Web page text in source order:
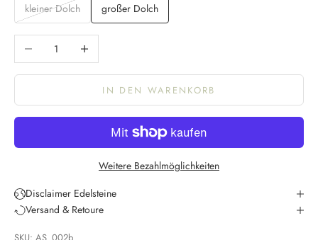
kleiner Dolch
großer Dolch
Anzahl verringernAnzahl erhöhen
IN DEN WARENKORB
Weitere Bezahlmöglichkeiten
Disclaimer Edelsteine
Versand & Retoure